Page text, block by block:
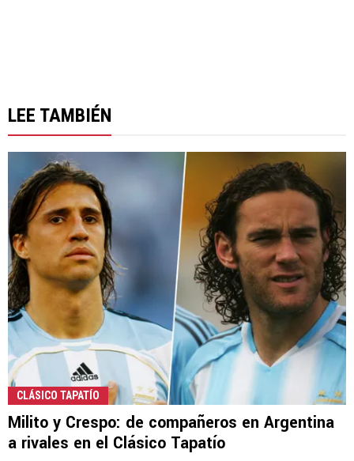
LEE TAMBIÉN
CLÁSICO TAPATÍO
Milito y Crespo: de compañeros en Argentina
a rivales en el Clásico Tapatío